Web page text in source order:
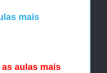
mais
aulas mais